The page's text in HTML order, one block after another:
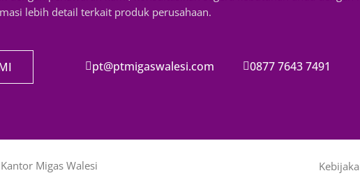
lebih detail terkait produk perusahaan.
pt@ptmigaswalesi.com 0877 7643 7491
Migas Walesi